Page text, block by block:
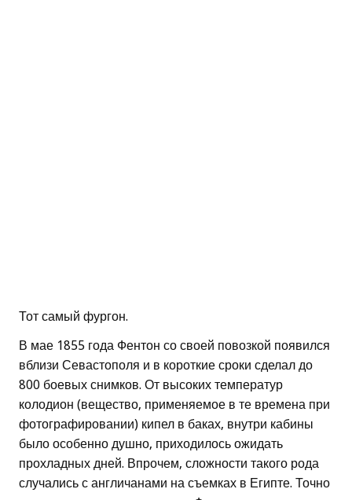
Тот самый фургон.
В мае 1855 года Фентон со своей повозкой появился
вблизи Севастополя и в короткие сроки сделал до
800 боевых снимков. От высоких температур
колодион (вещество, применяемое в те времена при
фотографировании) кипел в баках, внутри кабины
было особенно душно, приходилось ожидать
прохладных дней. Впрочем, сложности такого рода
случались с англичанами на съемках в Египте. Точно